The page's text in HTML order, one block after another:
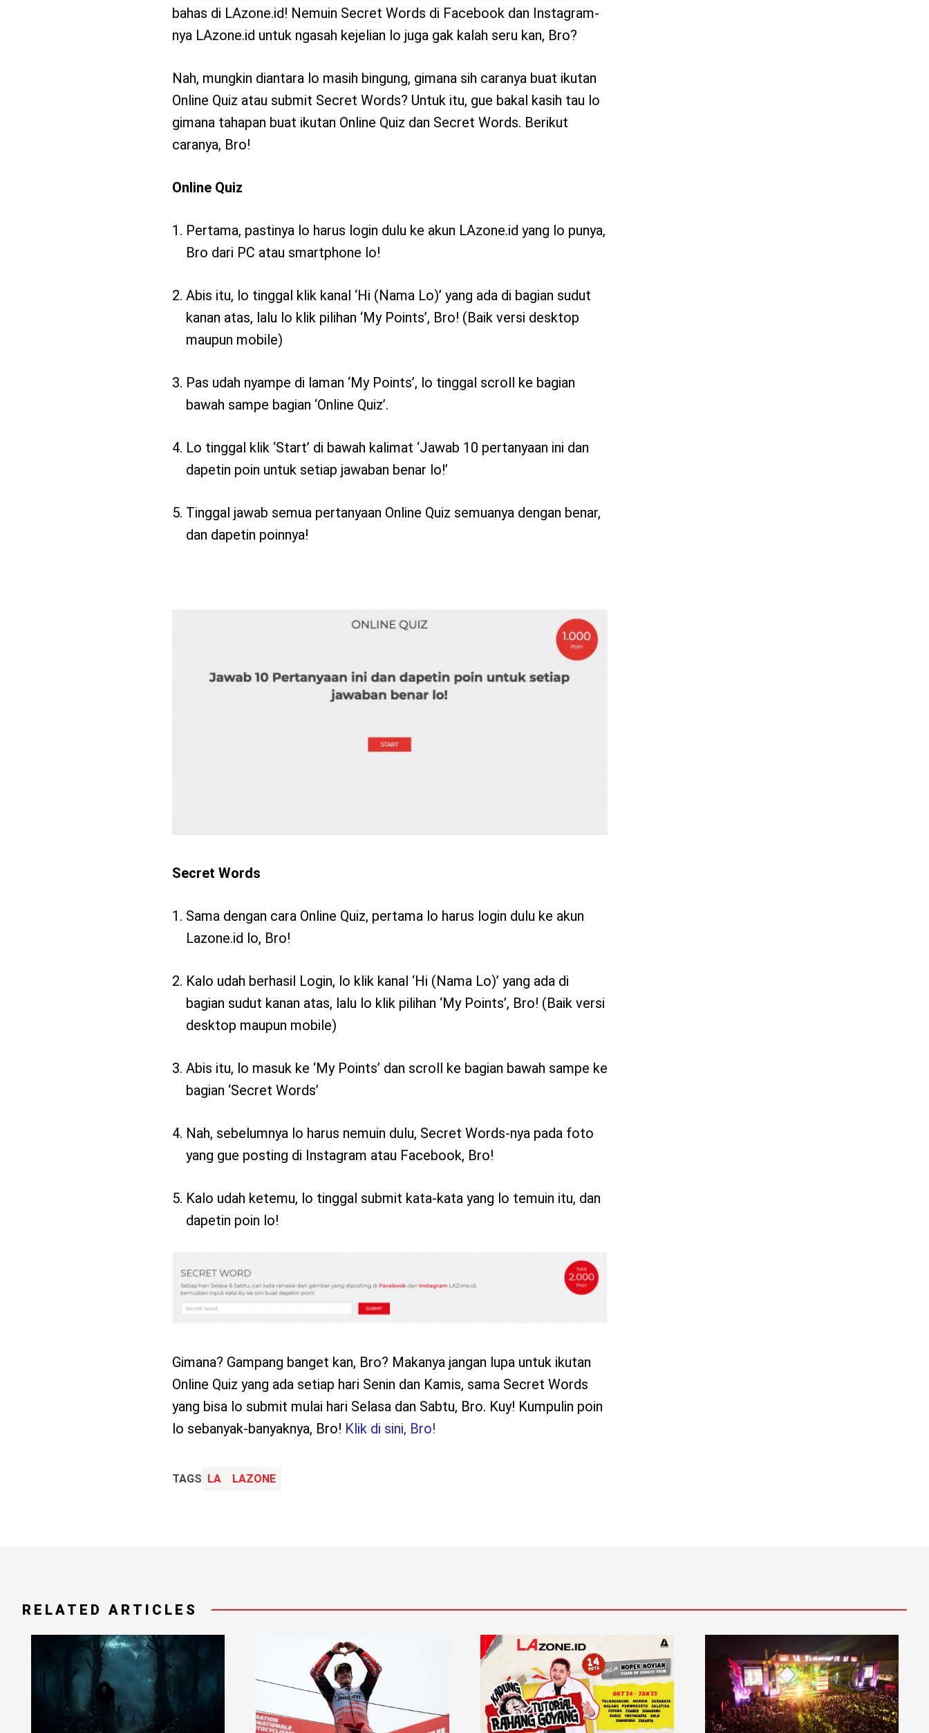
bahas di LAzone.id! Nemuin Secret Words di Facebook dan Instagram-
nya LAzone.id untuk ngasah kejelian lo juga gak kalah seru kan, Bro?
Nah, mungkin diantara lo masih bingung, gimana sih caranya buat ikutan
Online Quiz atau submit Secret Words? Untuk itu, gue bakal kasih tau lo
gimana tahapan buat ikutan Online Quiz dan Secret Words. Berikut
caranya, Bro!
Online Quiz
Pertama, pastinya lo harus login dulu ke akun LAzone.id yang lo punya,
Bro dari PC atau smartphone lo!
Abis itu, lo tinggal klik kanal ‘Hi (Nama Lo)’ yang ada di bagian sudut
kanan atas, lalu lo klik pilihan ‘My Points’, Bro! (Baik versi desktop
maupun mobile)
Pas udah nyampe di laman ‘My Points’, lo tinggal scroll ke bagian
bawah sampe bagian ‘Online Quiz’.
Lo tinggal klik ‘Start’ di bawah kalimat ‘Jawab 10 pertanyaan ini dan
dapetin poin untuk setiap jawaban benar lo!’
Tinggal jawab semua pertanyaan Online Quiz semuanya dengan benar,
dan dapetin poinnya!
Secret Words
Sama dengan cara Online Quiz, pertama lo harus login dulu ke akun
Lazone.id lo, Bro!
Kalo udah berhasil Login, lo klik kanal ‘Hi (Nama Lo)’ yang ada di
bagian sudut kanan atas, lalu lo klik pilihan ‘My Points’, Bro! (Baik versi
desktop maupun mobile)
Abis itu, lo masuk ke ‘My Points’ dan scroll ke bagian bawah sampe ke
bagian ‘Secret Words’
Nah, sebelumnya lo harus nemuin dulu, Secret Words-nya pada foto
yang gue posting di Instagram atau Facebook, Bro!
Kalo udah ketemu, lo tinggal submit kata-kata yang lo temuin itu, dan
dapetin poin lo!
Gimana? Gampang banget kan, Bro? Makanya jangan lupa untuk ikutan
Online Quiz yang ada setiap hari Senin dan Kamis, sama Secret Words
yang bisa lo submit mulai hari Selasa dan Sabtu, Bro. Kuy! Kumpulin poin
lo sebanyak-banyaknya, Bro! Klik di sini, Bro!
TAGS LA LAZONE
RELATED ARTICLES